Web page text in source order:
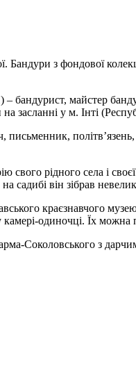
з фондової
майстер
засланні у м. Інті
свого рідного села і
садибі він зібрав
краєзнавчого
одиночці. Їх можна
Соколовського з